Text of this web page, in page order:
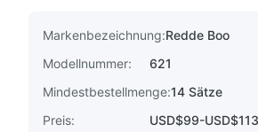
Markenbezeichnung:Redde Boo
Modellnummer:
621
Mindestbestellmenge:14 Sätze
Preis:
USD$99-